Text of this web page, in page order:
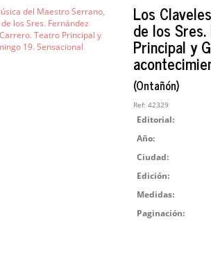
Los
de los
Principal y
(Ontañón)
Ref: 42329
Editorial:
Año:
Ciudad:
Edición:
Medidas:
Paginación: